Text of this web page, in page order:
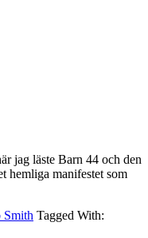
jag läste Barn 44 och den
hemliga manifestet som
Smith Tagged With: